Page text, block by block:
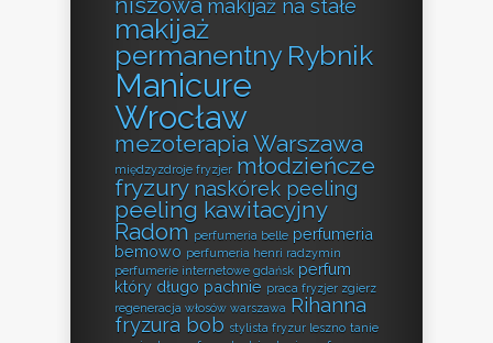
makijaż na stałe
makijaż
permanentny Rybnik
Manicure
Wrocław
mezoterapia Warszawa
międzyzdroje fryzjer młodzieńcze
fryzury naskórek peeling
peeling kawitacyjny
Radom perfumeria belle perfumeria
bemowo perfumeria henri radzymin
perfumerie internetowe gdańsk perfum
który długo pachnie praca fryzjer zgierz
regeneracja włosów warszawa Rihanna
fryzura bob stylista fryzur leszno tanie